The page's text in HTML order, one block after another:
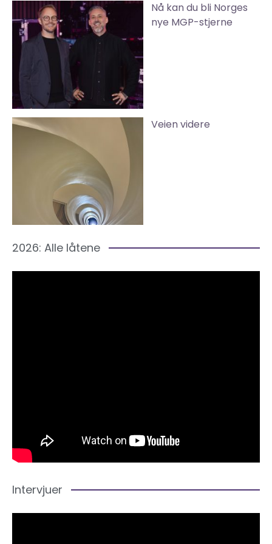
Nå kan du bli Norges
nye MGP-stjerne
Veien videre
2026: Alle låtene
Intervjuer